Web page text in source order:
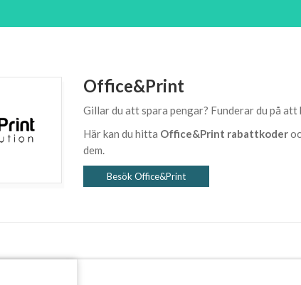
Office&Print
Gillar du att spara pengar? Funderar du på
Här kan du hitta Office&Print rabattkoder
dem.
Besök Office&Print